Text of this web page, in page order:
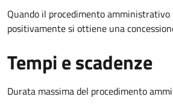
Quando il procedimento amministrativo
positivamente si ottiene una
Tempi e scadenze
Durata massima del procedimento